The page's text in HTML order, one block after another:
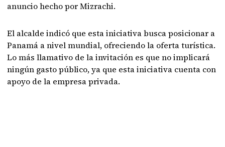
anuncio hecho por Mizrachi.
El alcalde indicó que esta iniciativa busca posicionar a
Panamá a nivel mundial, ofreciendo la oferta turística.
Lo más llamativo de la invitación es que no implicará
ningún gasto público, ya que esta iniciativa cuenta con
apoyo de la empresa privada.